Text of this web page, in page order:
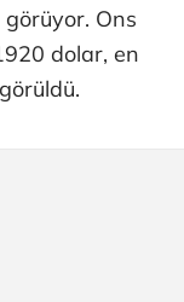
Ons
dolar, en